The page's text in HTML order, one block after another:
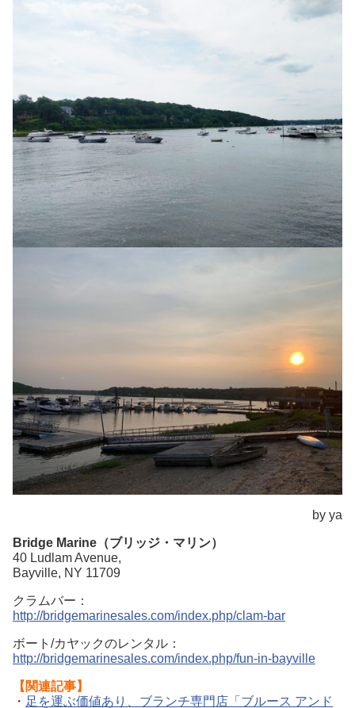
by ya
Bridge Marine（ブリッジ・マリン）
40 Ludlam Avenue,
Bayville, NY 11709
クラムバー：
http://bridgemarinesales.com/index.php/clam-bar
ボート/カヤックのレンタル：
http://bridgemarinesales.com/index.php/fun-in-bayville
【関連記事】
・ 足を運ぶ価値あり、ブランチ専門店「ブルース アンド